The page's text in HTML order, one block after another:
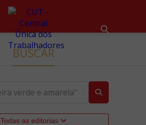
BUSCAR
Todas as editorias